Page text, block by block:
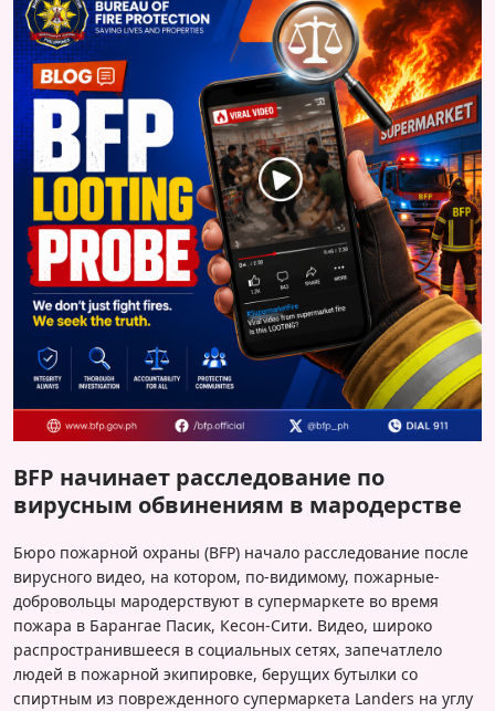
Блог
BFP начинает расследование по
вирусным обвинениям в мародерстве
Бюро пожарной охраны (BFP) начало расследование после
вирусного видео, на котором, по-видимому, пожарные-
добровольцы мародерствуют в супермаркете во время
пожара в Барангае Пасик, Кесон-Сити. Видео, широко
распространившееся в социальных сетях, запечатлело
людей в пожарной экипировке, берущих бутылки со
спиртным из поврежденного супермаркета Landers на углу